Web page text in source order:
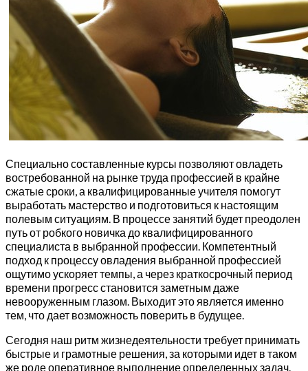
Специально составленные курсы позволяют овладеть
востребованной на рынке труда профессией в крайне
сжатые сроки, а квалифицированные учителя помогут
выработать мастерство и подготовиться к настоящим
полевым ситуациям. В процессе занятий будет преодолен
путь от робкого новичка до квалифицированного
специалиста в выбранной профессии. Компетентный
подход к процессу овладения выбранной профессией
ощутимо ускоряет темпы, а через краткосрочный период
времени прогресс становится заметным даже
невооруженным глазом. Выходит это является именно
тем, что дает возможность поверить в будущее.
Сегодня наш ритм жизнедеятельности требует принимать
быстрые и грамотные решения, за которыми идет в таком
же роде оперативное выполнение определенных задач.